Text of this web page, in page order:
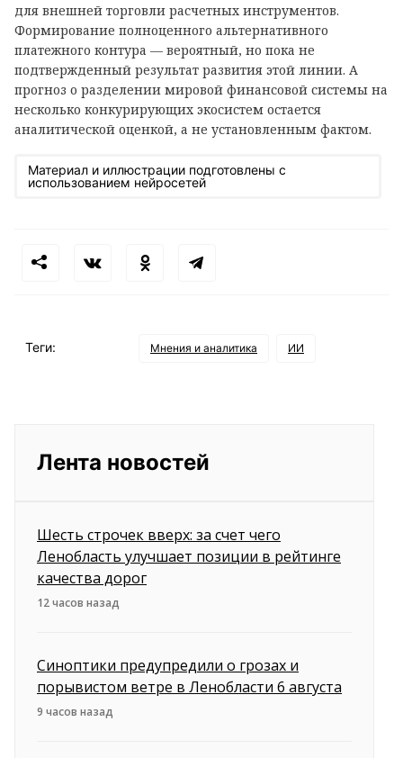
для внешней торговли расчетных инструментов.
Формирование полноценного альтернативного
платежного контура — вероятный, но пока не
подтвержденный результат развития этой линии. А
прогноз о разделении мировой финансовой системы на
несколько конкурирующих экосистем остается
аналитической оценкой, а не установленным фактом.
Материал и иллюстрации подготовлены с
использованием нейросетей
Теги: Мнения и аналитика ИИ
Лента новостей
Шесть строчек вверх: за счет чего
Ленобласть улучшает позиции в рейтинге
качества дорог
12 часов назад
Синоптики предупредили о грозах и
порывистом ветре в Ленобласти 6 августа
9 часов назад